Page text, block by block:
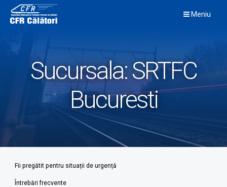
content
Meniu
Sucursala:SRTFC
Bucuresti
Fii pregătit pentru situații de urgență
Întrebări frecvente